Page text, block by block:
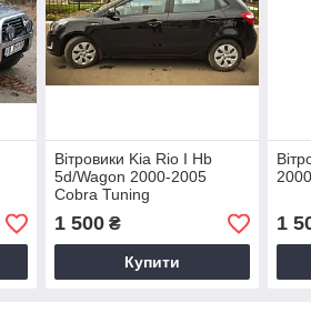
Вітровики Kia Rio I Hb
5d/Wagon 2000-2005
Cobra Tuning
1 500₴
Купити
1